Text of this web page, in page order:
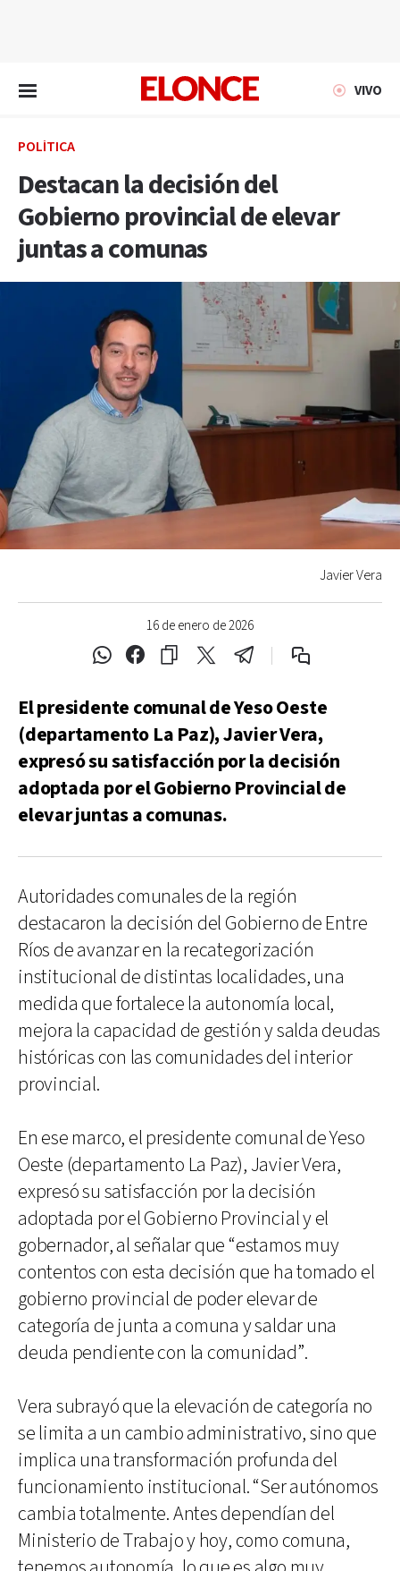
VIVO
POLÍTICA
Destacan la decisión del
Gobierno provincial de elevar
juntas a comunas
16 de enero de 2026
Javier Vera
El presidente comunal de Yeso Oeste
(departamento La Paz), Javier Vera,
expresó su satisfacción por la decisión
adoptada por el Gobierno Provincial de
elevar juntas a comunas.
Autoridades comunales de la región
destacaron la decisión del Gobierno de Entre
Ríos de avanzar en la recategorización
institucional de distintas localidades, una
medida que fortalece la autonomía local,
mejora la capacidad de gestión y salda deudas
históricas con las comunidades del interior
provincial.
En ese marco, el presidente comunal de Yeso
Oeste (departamento La Paz), Javier Vera,
expresó su satisfacción por la decisión
adoptada por el Gobierno Provincial y el
gobernador, al señalar que “estamos muy
contentos con esta decisión que ha tomado el
gobierno provincial de poder elevar de
categoría de junta a comuna y saldar una
deuda pendiente con la comunidad”.
Vera subrayó que la elevación de categoría no
se limita a un cambio administrativo, sino que
implica una transformación profunda del
funcionamiento institucional. “Ser autónomos
cambia totalmente. Antes dependían del
Ministerio de Trabajo y hoy, como comuna,